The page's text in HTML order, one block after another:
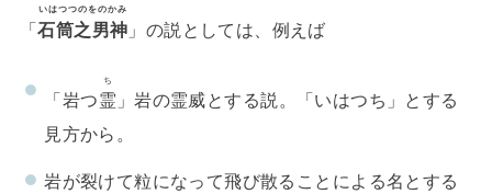
「石筒之男神
いはつつのをのかみ
」の説としては、例えば
「岩つ霊
ち
」岩の霊威とする説。「いはつち」とする
見方から。
岩が裂けて粒になって飛び散ることによる名とする